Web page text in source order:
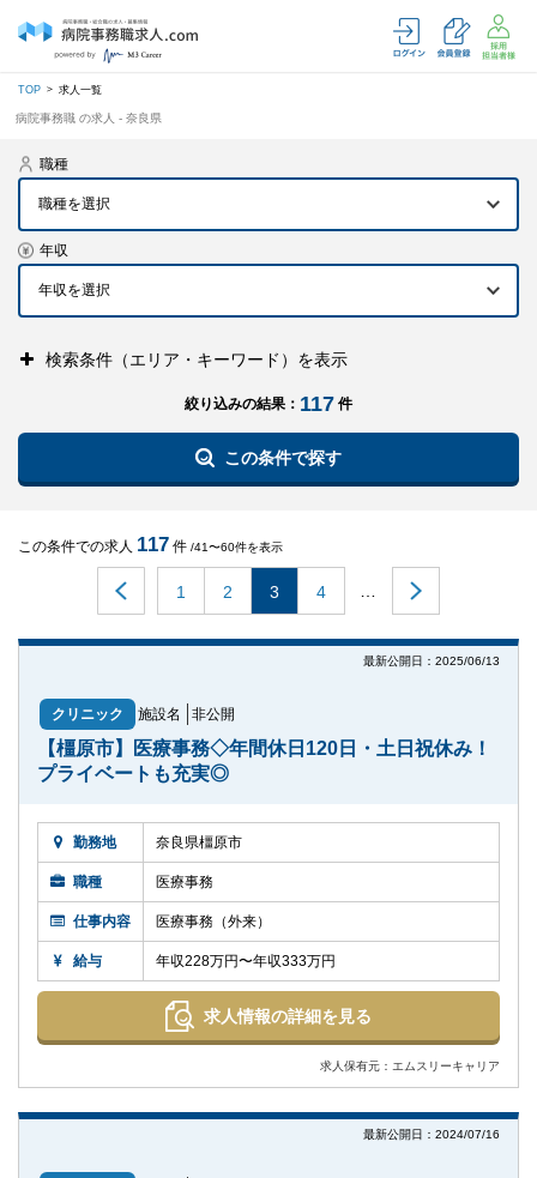
TOP 求人一覧
病院事務職 の求人 - 奈良県
職種
職種を選択
年収
検索条件（エリア・キーワード）を表示
絞り込みの結果： 117 件
この条件で探す
この条件での求人 117 件 /41〜60件を表示
1 2 3 4
最新公開日：2025/06/13
クリニック 施設名 非公開
【橿原市】医療事務◇年間休日120日・土日祝休み！
プライベートも充実◎
勤務地 奈良県橿原市
職種 医療事務
仕事内容 医療事務（外来）
給与 年収228万円〜年収333万円
求人情報の詳細を見る
求人保有元：エムスリーキャリア
最新公開日：2024/07/16